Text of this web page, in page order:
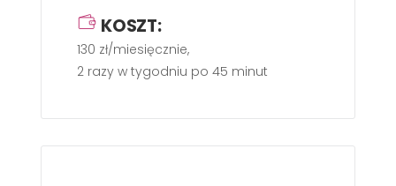
KOSZT:
130 zł/miesięcznie,
2 razy w tygodniu po 45 minut